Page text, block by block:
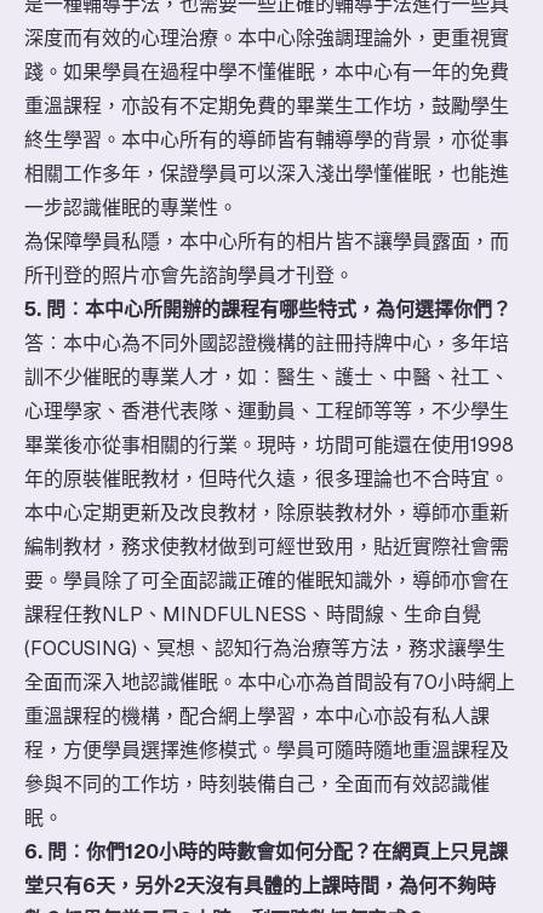
深度而有效的心理治療。本中心除強調理論外，更重視實
踐。如果學員在過程中學不懂催眠，本中心有一年的免費
重溫課程，亦設有不定期免費的畢業生工作坊，鼓勵學生
終生學習。本中心所有的導師皆有輔導學的背景，亦從事
相關工作多年，保證學員可以深入淺出學懂催眠，也能進
一步認識催眠的專業性。
為保障學員私隱，本中心所有的相片皆不讓學員露面，而
所刊登的照片亦會先諮詢學員才刊登。
5. 問︰本中心所開辦的課程有哪些特式，為何選擇你們？
答︰本中心為不同外國認證機構的註冊持牌中心，多年培
訓不少催眠的專業人才，如︰醫生、護士、中醫、社工、
心理學家、香港代表隊、運動員、工程師等等，不少學生
畢業後亦從事相關的行業。現時，坊間可能還在使用1998
年的原裝催眠教材，但時代久遠，很多理論也不合時宜。
本中心定期更新及改良教材，除原裝教材外，導師亦重新
編制教材，務求使教材做到可經世致用，貼近實際社會需
要。學員除了可全面認識正確的催眠知識外，導師亦會在
課程任教NLP、MINDFULNESS、時間線、生命自覺
(FOCUSING)、冥想、認知行為治療等方法，務求讓學生
全面而深入地認識催眠。本中心亦為首間設有70小時網上
重溫課程的機構，配合網上學習，本中心亦設有私人課
程，方便學員選擇進修模式。學員可隨時隨地重溫課程及
參與不同的工作坊，時刻裝備自己，全面而有效認識催
眠。
6. 問︰你們120小時的時數會如何分配？在網頁上只見課
堂只有6天，另外2天沒有具體的上課時間，為何不夠時